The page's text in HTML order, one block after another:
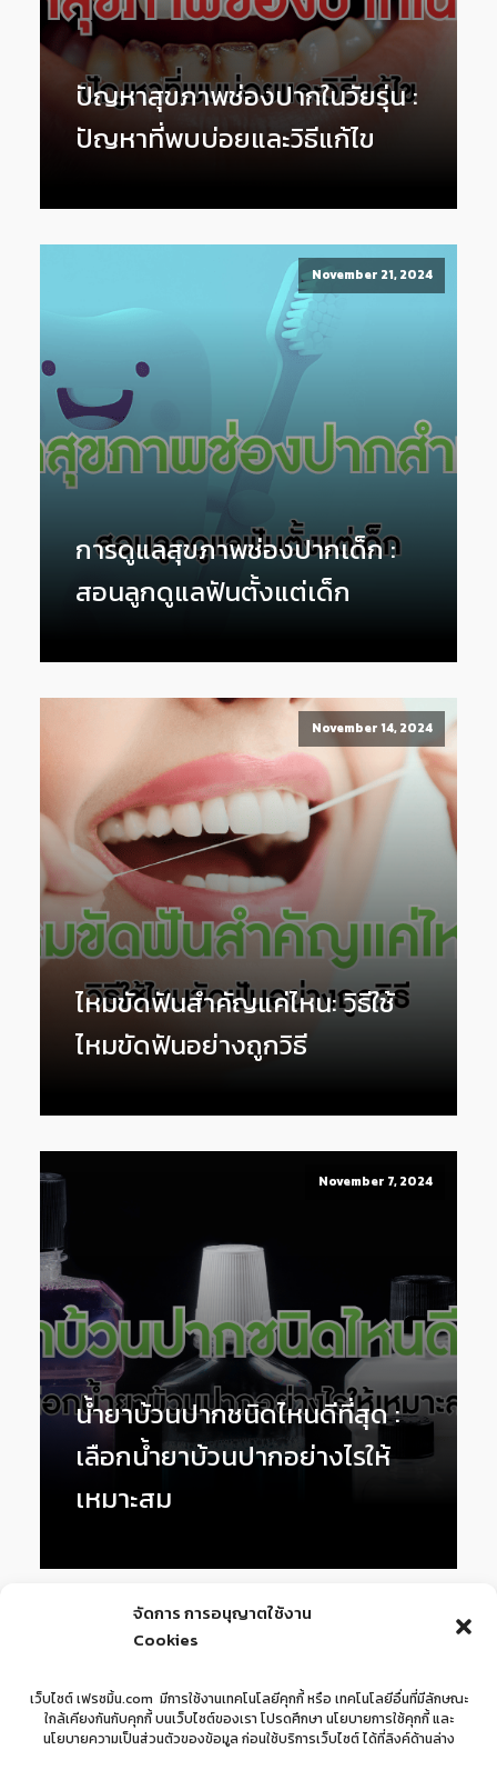
จัดการ การอนุญาตใช้งาน
Cookies
เว็บไซต์ เฟรซมิ้น.com มีการใช้งานเทคโนโลยีคุกกี้ หรือ เทคโนโลยีอื่นที่มีลักษณะ
ใกล้เคียงกันกับคุกกี้ บนเว็บไซต์ของเรา โปรดศึกษา นโยบายการใช้คุกกี้ และ
นโยบายความเป็นส่วนตัวของข้อมูล ก่อนใช้บริการเว็บไซต์ ได้ที่ลิงค์ด้านล่าง
ปัญหาสุขภาพช่องปากในวัยรุ่น :
ปัญหาที่พบบ่อยและวิธีแก้ไข
November 21, 2024
การดูแลสุขภาพช่องปากเด็ก :
สอนลูกดูแลฟันตั้งแต่เด็ก
November 14, 2024
ไหมขัดฟันสำคัญแค่ไหน: วิธีใช้
ไหมขัดฟันอย่างถูกวิธี
November 7, 2024
น้ำยาบ้วนปากชนิดไหนดีที่สุด :
เลือกน้ำยาบ้วนปากอย่างไรให้
เหมาะสม
Next »